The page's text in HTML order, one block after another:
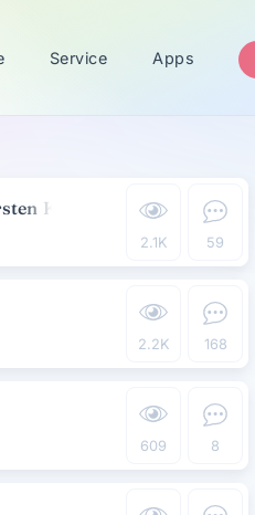
Service Apps
59
2.1K
Kind?
168
2.2K
8
609